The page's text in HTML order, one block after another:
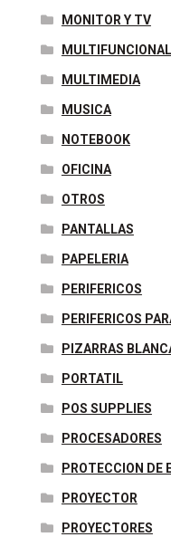
MONITOR Y TV
MULTIMEDIA
MUSICA
NOTEBOOK
OFICINA
OTROS
PANTALLAS
PAPELERIA
PERIFERICOS
PERIFERICOS
PIZARRAS
PORTATIL
POS SUPPLIES
PROCESADORES
PROTECCION DE
PROYECTOR
PROYECTORES